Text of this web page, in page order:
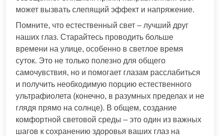
может вызвать слепящий эффект и напряжение.
Помните, что естественный свет – лучший друг
наших глаз. Старайтесь проводить больше
времени на улице, особенно в светлое время
суток. Это не только полезно для общего
самочувствия, но и помогает глазам расслабиться
и получить необходимую порцию естественного
ультрафиолета (конечно, в разумных пределах и не
глядя прямо на солнце). В общем, создание
комфортной световой среды – это один из важных
шагов к сохранению здоровья ваших глаз на